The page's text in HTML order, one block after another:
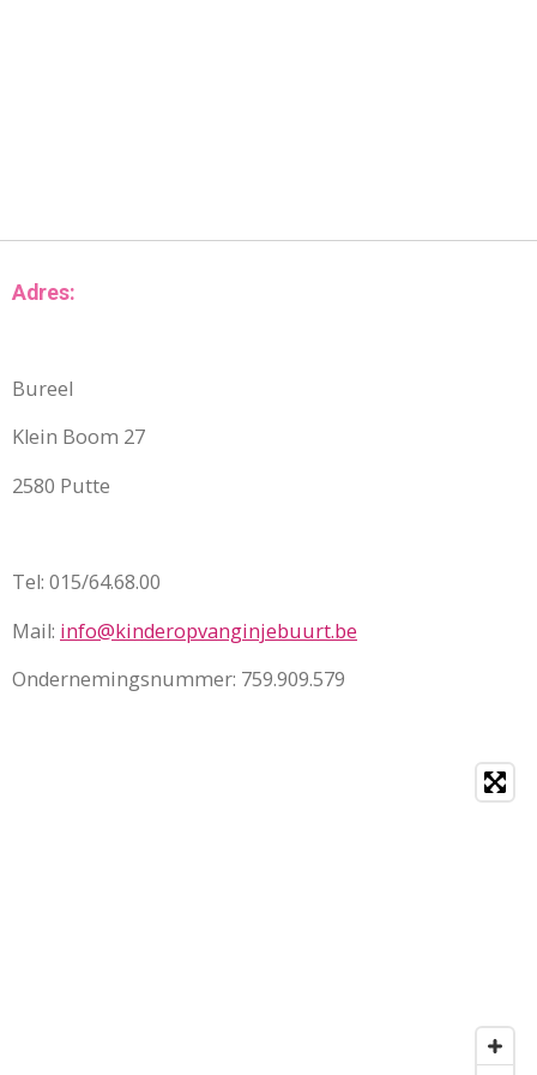
Adres:
Bureel
Klein Boom 27
2580 Putte
Tel: 015/64.68.00
Mail: info@kinderopvanginjebuurt.be
Ondernemingsnummer: 759.909.579